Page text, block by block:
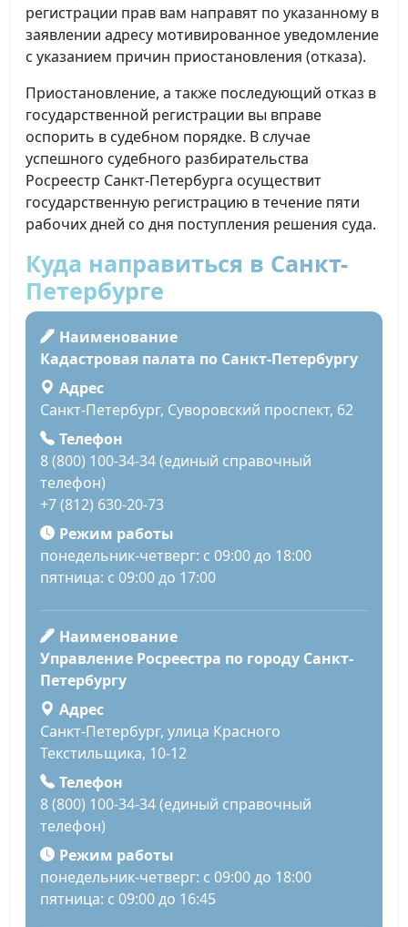
регистрации прав вам направят по указанному в
заявлении адресу мотивированное уведомление
с указанием причин приостановления (отказа).
Приостановление, а также последующий отказ в
государственной регистрации вы вправе
оспорить в судебном порядке. В случае
успешного судебного разбирательства
Росреестр Санкт-Петербурга осуществит
государственную регистрацию в течение пяти
рабочих дней со дня поступления решения суда.
Куда направиться в Санкт-
Петербурге
Наименование
Кадастровая палата по Санкт-Петербургу
Адрес
Санкт-Петербург, Суворовский проспект, 62
Телефон
8 (800) 100-34-34 (единый справочный
телефон)
+7 (812) 630-20-73
Режим работы
понедельник-четверг: с 09:00 до 18:00
пятница: с 09:00 до 17:00
Наименование
Управление Росреестра по городу Санкт-
Петербургу
Адрес
Санкт-Петербург, улица Красного
Текстильщика, 10-12
Телефон
8 (800) 100-34-34 (единый справочный
телефон)
Режим работы
понедельник-четверг: с 09:00 до 18:00
пятница: с 09:00 до 16:45